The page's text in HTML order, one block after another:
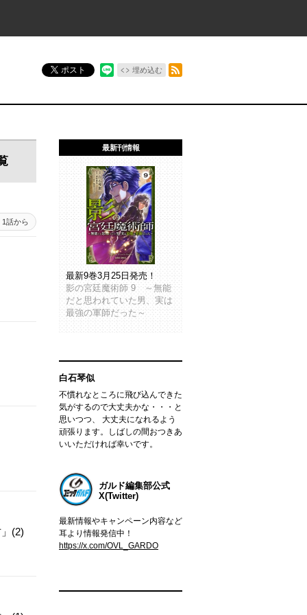
ポスト 埋め込む
1話から
(2)
最新刊情報
最新9巻3月25日発売！
影の宮廷魔術師 9 ～無能
だと思われていた男、実は
最強の軍師だった～
白石琴似
不慣れなところに飛び込んできた
気がするので大丈夫かな・・・と
思いつつ、 大丈夫になれるよう
頑張ります。しばしの間おつきあ
いいただければ幸いです。
ガルド編集部公式
X(Twitter)
最新情報やキャンペーン内容など
耳より情報発信中！
https://x.com/OVL_GARDO